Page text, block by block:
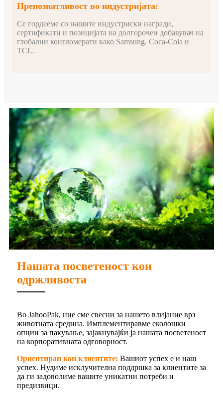
Препознатливост во индустријата:
Се гордееме со нашите индустриски награди,
сертификати и позицијата на долгорочен добавувач на
глобални конгломерати како Samsung, Coca-Cola и
TCL.
Нашата посветеност кон
одржливоста
Во JahooPak, ние сме свесни за нашето влијание врз
животната средина. Имплементиравме еколошки
опции за пакување, зајакнувајќи ја нашата посветеност
на корпоративната одговорност.
Ориентиран кон клиентите: Вашиот успех е и наш
успех. Нудиме исклучителна поддршка за клиентите за
да ги задоволиме вашите уникатни потреби и
предизвици.